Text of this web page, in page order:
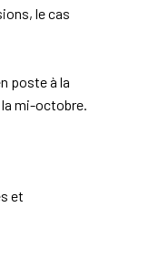
le cas
poste à la
la mi-octobre.
et